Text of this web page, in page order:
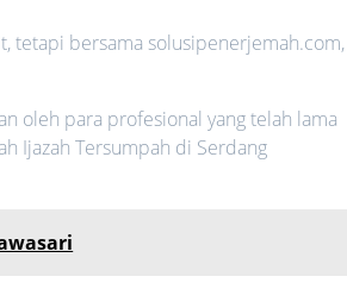
tetapi bersama solusipenerjemah.com,
oleh para profesional yang telah lama
Ijazah Tersumpah di Serdang